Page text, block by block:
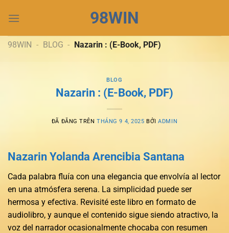
đến
dung
98WIN
98WIN - BLOG - Nazarin : (E-Book, PDF)
BLOG
Nazarin : (E-Book, PDF)
ĐÃ ĐĂNG TRÊNTHÁNG 9 4, 2025 BỞIADMIN
Nazarin Yolanda Arencibia Santana
Cada palabra fluía con una elegancia que envolvía al lector
en una atmósfera serena. La simplicidad puede ser
hermosa y efectiva. Revisité este libro en formato de
audiolibro, y aunque el contenido sigue siendo atractivo, la
voz del narrador ocasionalmente chocaba con resumen